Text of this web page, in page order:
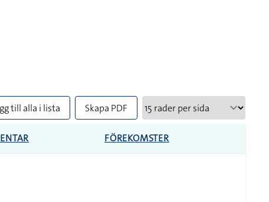
till alla i lista Skapa PDF
FÖREKOMSTER